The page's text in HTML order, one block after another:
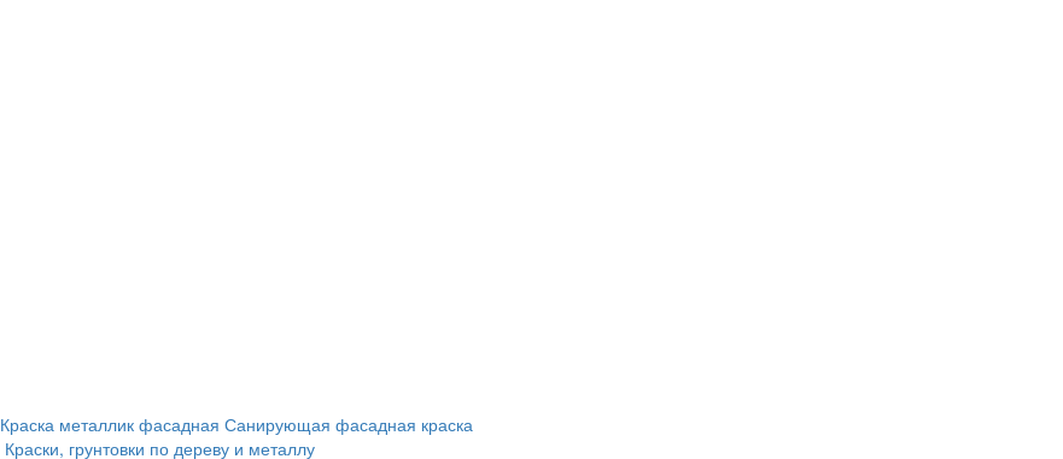
Краска металлик фасадная Санирующая фасадная краска
Краски, грунтовки по дереву и металлу